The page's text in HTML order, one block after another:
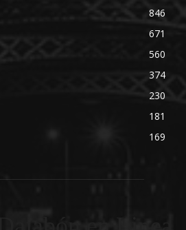
846
671
560
374
230
181
169